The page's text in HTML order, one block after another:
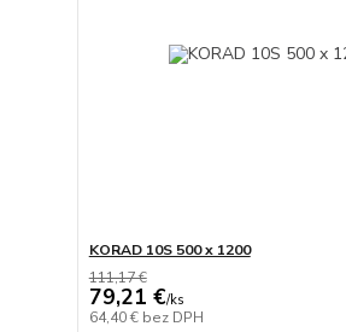
KORAD 10S 500 x 1200
111,17 €
79,21 €/ks
64,40 € bez DPH